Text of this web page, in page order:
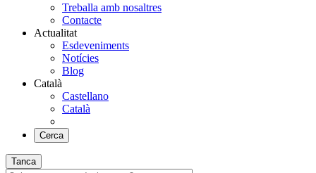
Treballa amb nosaltres
Contacte
Actualitat
Esdeveniments
Notícies
Blog
Català
Castellano
Català
Cerca
Tanca